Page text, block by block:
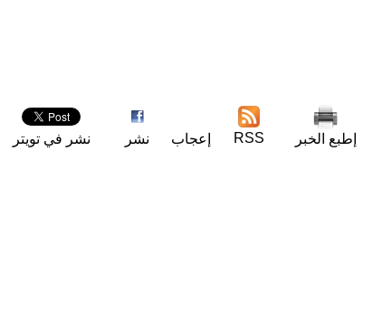
إطبع الخبر RSS إعجاب نشر نشر في تويتر